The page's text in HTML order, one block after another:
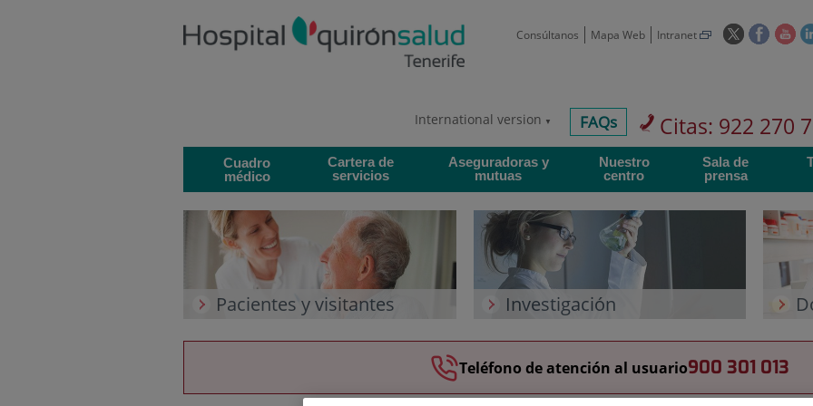
al
contenido
Consúltanos Mapa Web Intranet
Este
una
ventana
nueva.
Este
una
ventana
International version
centros-FAQs Citas: 922 270
Cuadro
médico
Cartera de
servicios
Aseguradoras y
mutuas
Nuestro
centro
Sala de
prensa
Pacientes y visitantes Investigación
Teléfono de atención al usuario900 301 013